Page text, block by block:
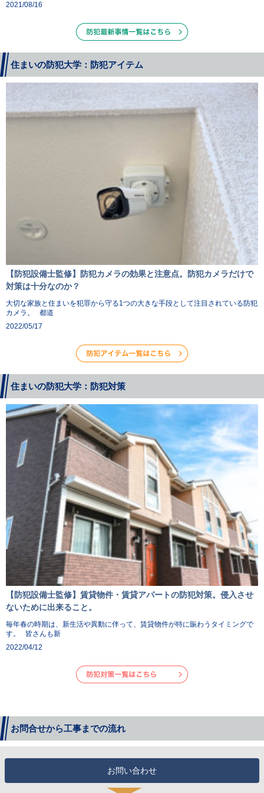
2021/08/16
住まいの防犯大学：防犯アイテム
【防犯設備士監修】防犯カメラの効果と注意点。防犯カメラだけで
対策は十分なのか？
大切な家族と住まいを犯罪から守る1つの大きな手段として注目されている防犯
カメラ。 都道
2022/05/17
住まいの防犯大学：防犯対策
【防犯設備士監修】賃貸物件・賃貸アパートの防犯対策。侵入させ
ないために出来ること。
毎年春の時期は、新生活や異動に伴って、賃貸物件が特に賑わうタイミングで
す。 皆さんも新
2022/04/12
お問合せから工事までの流れ
お問い合わせ